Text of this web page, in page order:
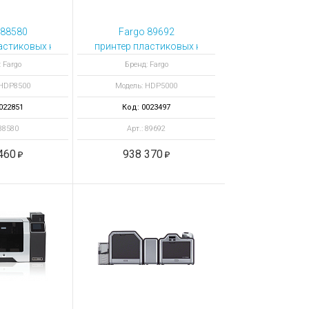
ISO Mag Stripe и смарт-
карт HDP8500 с выпрямителем карт и HID Prox
Fargo
Fargo 89692
принтер пластиковых карт HDP5000
Бренд: Fargo
Модель: HDP5000
Код: 0023497
Арт.: 89692
938 370